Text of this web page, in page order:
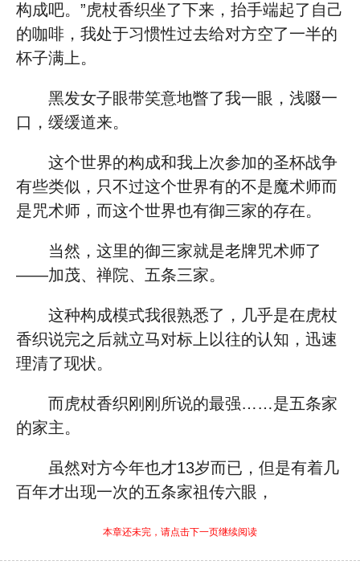
构成吧。”虎杖香织坐了下来，抬手端起了自己
的咖啡，我处于习惯性过去给对方空了一半的
杯子满上。
黑发女子眼带笑意地瞥了我一眼，浅啜一
口，缓缓道来。
这个世界的构成和我上次参加的圣杯战争
有些类似，只不过这个世界有的不是魔术师而
是咒术师，而这个世界也有御三家的存在。
当然，这里的御三家就是老牌咒术师了
——加茂、禅院、五条三家。
这种构成模式我很熟悉了，几乎是在虎杖
香织说完之后就立马对标上以往的认知，迅速
理清了现状。
而虎杖香织刚刚所说的最强……是五条家
的家主。
虽然对方今年也才13岁而已，但是有着几
百年才出现一次的五条家祖传六眼，
本章还未完，请点击下一页继续阅读